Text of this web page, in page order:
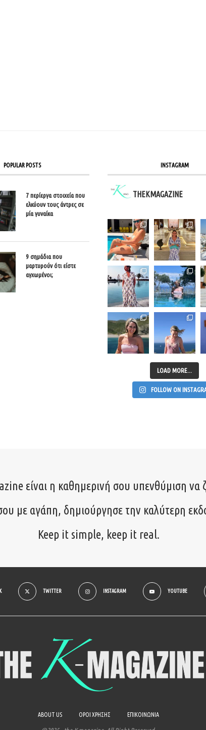
POPULAR POSTS
7 περίεργα στοιχεία που
ελκύουν τους άντρες σε
μία γυναίκα
9 σημάδια που
μαρτυρούν ότι είστε
αγχωμένοι;
INSTAGRAM
THEKMAGAZINE
LOAD MORE...
FOLLOW ON
είναι η καθημερινή σου υπενθύμιση να
με αγάπη, δημιούργησε την καλύτερη
Keep it simple, keep it real.
TWITTER INSTAGRAM YOUTUBE
ABOUT US ΟΡΟΙ ΧΡΗΣΗΣ ΕΠΙΚΟΙΝΩΝΙΑ